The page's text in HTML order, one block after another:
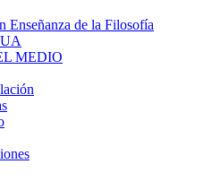
Enseñanza de la Filosofía
MEDIO